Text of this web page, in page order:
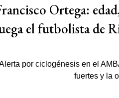
Ortega:
el futbolista de